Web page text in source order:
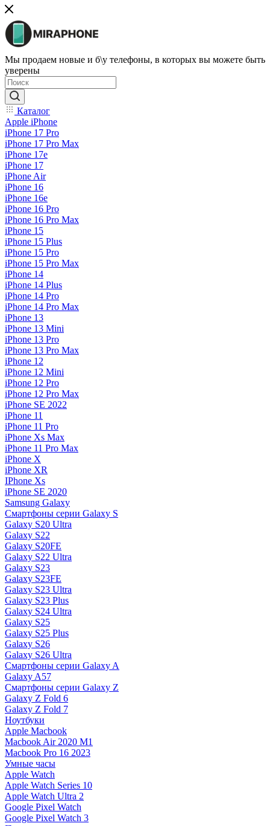
Мы продаем новые и б\у телефоны, в которых вы можете быть
уверены
Каталог
Apple iPhone
iPhone 17 Pro
iPhone 17 Pro Max
iPhone 17e
iPhone 17
iPhone Air
iPhone 16
iPhone 16e
iPhone 16 Pro
iPhone 16 Pro Max
iPhone 15
iPhone 15 Plus
iPhone 15 Pro
iPhone 15 Pro Max
iPhone 14
iPhone 14 Plus
iPhone 14 Pro
iPhone 14 Pro Max
iPhone 13
iPhone 13 Mini
iPhone 13 Pro
iPhone 13 Pro Max
iPhone 12
iPhone 12 Mini
iPhone 12 Pro
iPhone 12 Pro Max
iPhone SE 2022
iPhone 11
iPhone 11 Pro
iPhone Xs Max
iPhone 11 Pro Max
iPhone X
iPhone XR
IPhone Xs
iPhone SE 2020
Samsung Galaxy
Смартфоны серии Galaxy S
Galaxy S20 Ultra
Galaxy S22
Galaxy S20FE
Galaxy S22 Ultra
Galaxy S23
Galaxy S23FE
Galaxy S23 Ultra
Galaxy S23 Plus
Galaxy S24 Ultra
Galaxy S25
Galaxy S25 Plus
Galaxy S26
Galaxy S26 Ultra
Смартфоны серии Galaxy A
Galaxy A57
Смартфоны серии Galaxy Z
Galaxy Z Fold 6
Galaxy Z Fold 7
Ноутбуки
Apple Macbook
Macbook Air 2020 M1
Macbook Pro 16 2023
Умные часы
Apple Watch
Apple Watch Series 10
Apple Watch Ultra 2
Google Pixel Watch
Google Pixel Watch 3